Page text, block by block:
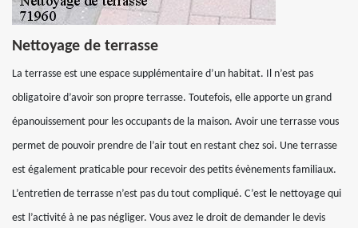
Nettoyage de terrasse
La terrasse est une espace supplémentaire d’un habitat. Il n’est pas
obligatoire d’avoir son propre terrasse. Toutefois, elle apporte un grand
épanouissement pour les occupants de la maison. Avoir une terrasse vous
permet de pouvoir prendre de l’air tout en restant chez soi. Une terrasse
est également praticable pour recevoir des petits évènements familiaux.
L’entretien de terrasse n’est pas du tout compliqué. C’est le nettoyage qui
est l’activité à ne pas négliger. Vous avez le droit de demander le devis